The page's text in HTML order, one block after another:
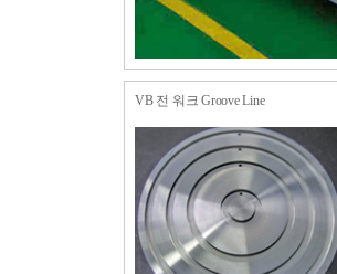
VB 전 워크 Groove Line